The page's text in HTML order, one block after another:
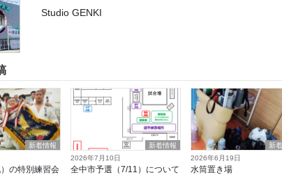
Studio GENKI
新着情報
の特別練習会
新着情報
2026年7月10日
全中市予選（7/11）について
新
2026年6月19日
水筒置き場